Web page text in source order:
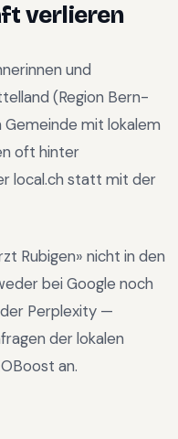
verlieren
und
(Region Bern-
mit lokalem
oft hinter
local.ch statt mit der
Rubigen» nicht in den
bei Google noch
Perplexity —
der lokalen
an.